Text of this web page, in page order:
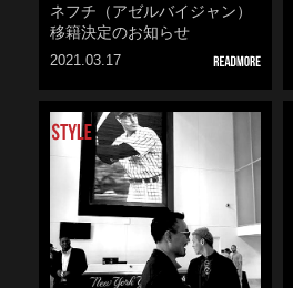
ネフチ（アゼルバイジャン）
移籍決定のお知らせ
2021.03.17